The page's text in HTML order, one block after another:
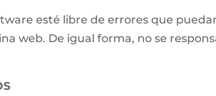
esté libre de errores que
web. De igual forma, no se